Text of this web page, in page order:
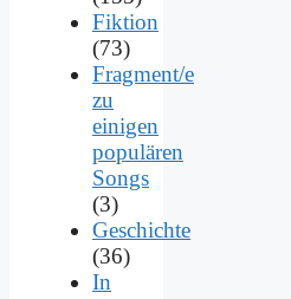
Fiktion
(73)
Fragment/e
zu
einigen
populären
Songs
(3)
Geschichte
(36)
In